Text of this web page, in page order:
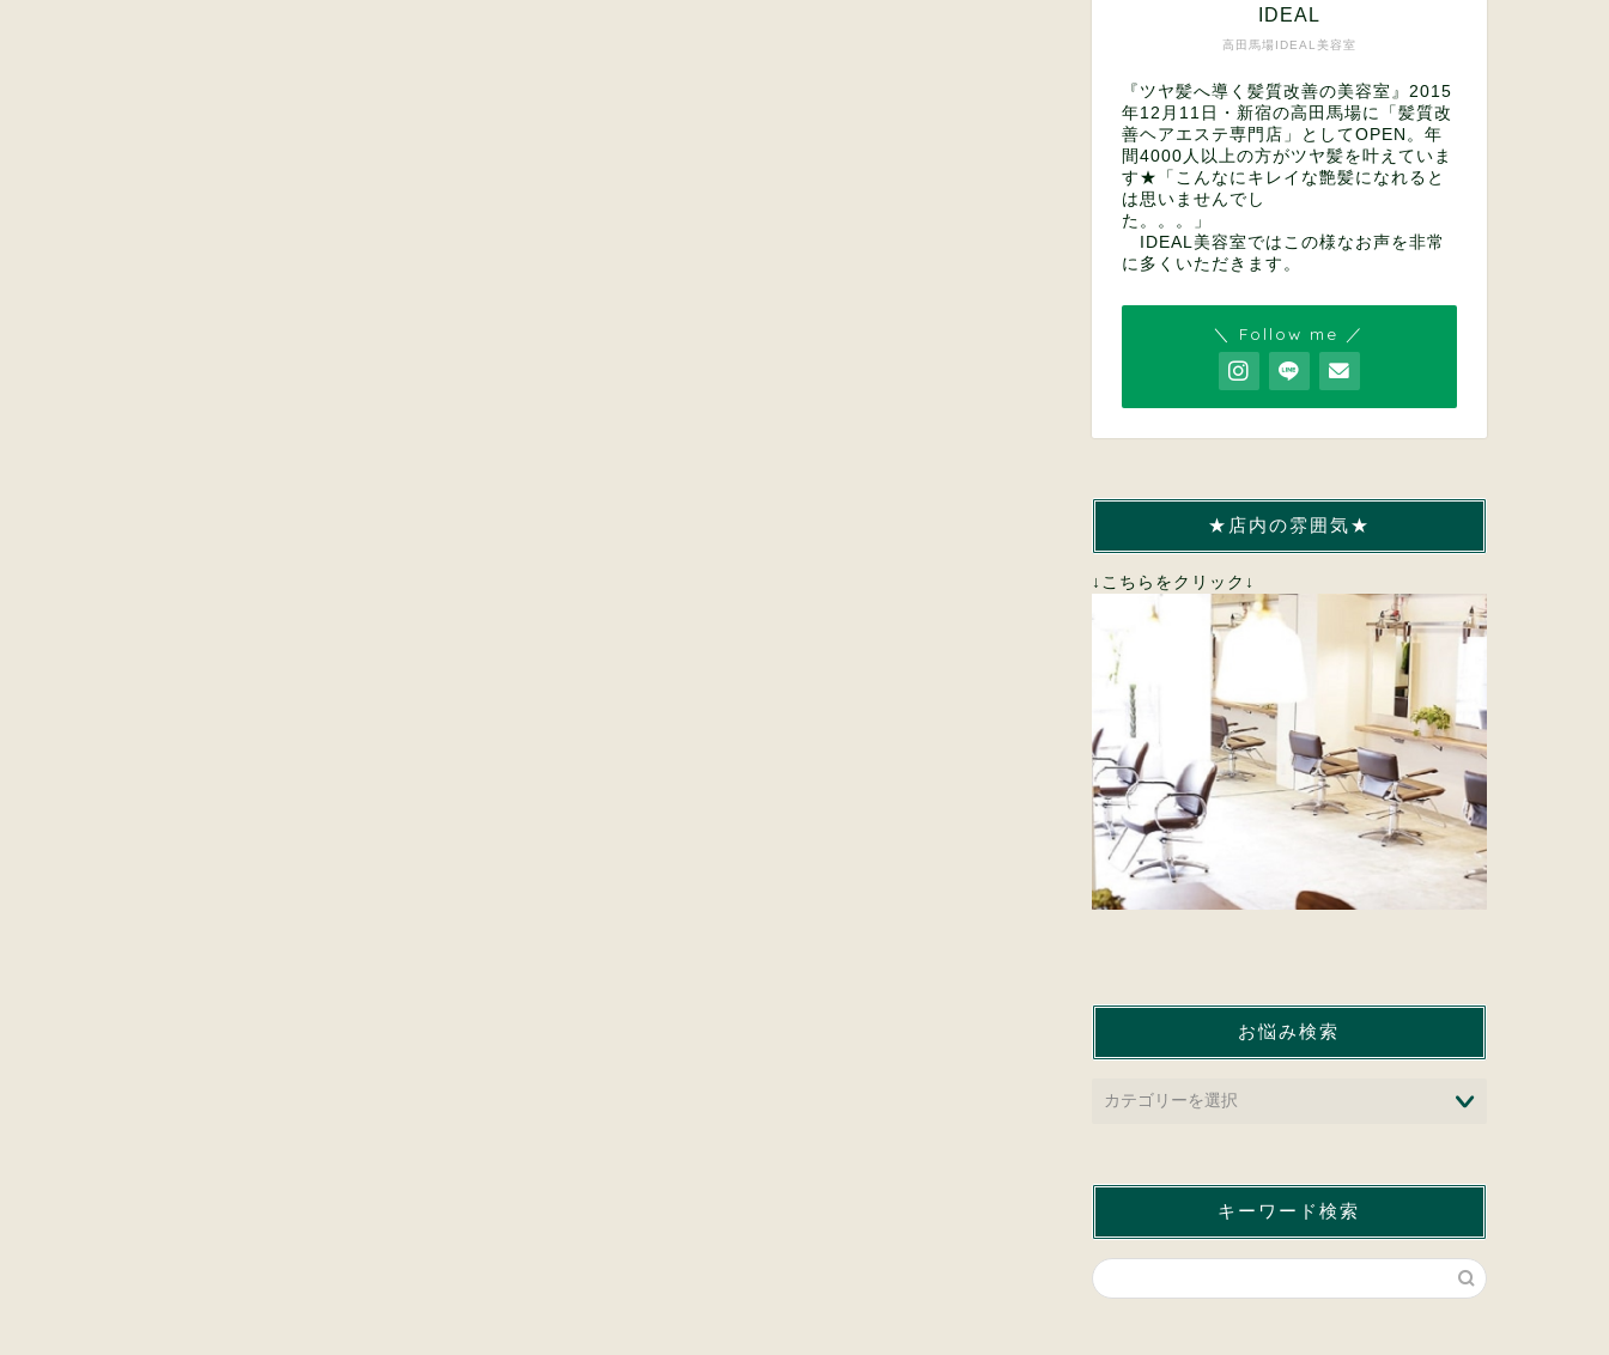
高田馬場IDEAL美容室
IDEAL
『ツヤ髪へ導く髪質改善の美容室』2015
年12月11日・新宿の高田馬場に「髪質改
善ヘアエステ専門店」としてOPEN。年
間4000人以上の方がツヤ髪を叶えていま
す★「こんなにキレイな艶髪になれると
は思いませんでし
た。。。」
IDEAL美容室ではこの様なお声を非常
に多くいただきます。
＼ Follow me ／
★店内の雰囲気★
↓こちらをクリック↓
お悩み検索
キーワード検索